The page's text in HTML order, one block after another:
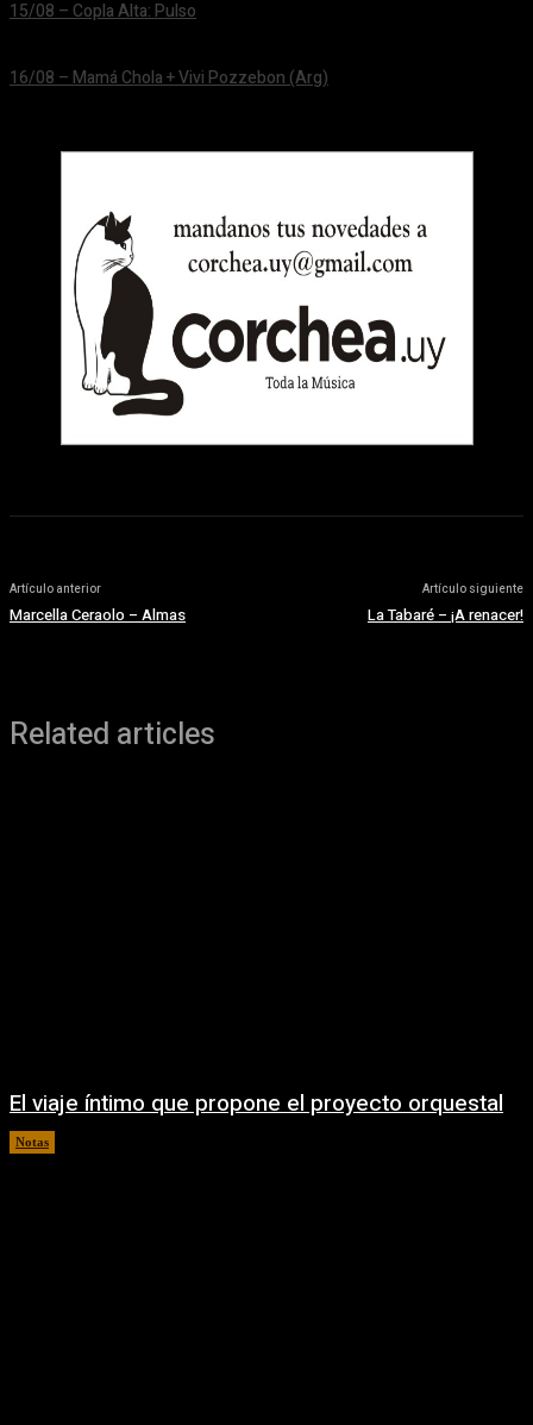
15/08 – Copla Alta: Pulso
16/08 – Mamá Chola + Vivi Pozzebon (Arg)
Artículo anterior
Marcella Ceraolo – Almas
Artículo siguiente
La Tabaré – ¡A renacer!
Related articles
El viaje íntimo que propone el proyecto orquestal
Notas